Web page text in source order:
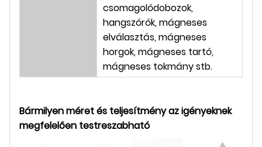
csomagolódobozok,
hangszórók, mágneses
elválasztás, mágneses
horgok, mágneses tartó,
mágneses tokmány stb.
Bármilyen méret és teljesítmény az igényeknek
megfelelően testreszabható